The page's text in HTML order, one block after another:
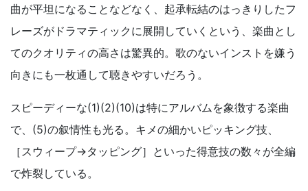
曲が平坦になることなどなく、起承転結のはっきりしたフ
レーズがドラマティックに展開していくという、楽曲とし
てのクオリティの高さは驚異的。歌のないインストを嫌う
向きにも一枚通して聴きやすいだろう。
スピーディーな(1)(2)(10)は特にアルバムを象徴する楽曲
で、(5)の叙情性も光る。キメの細かいピッキング技、
［スウィープ→タッピング］といった得意技の数々が全編
で炸裂している。